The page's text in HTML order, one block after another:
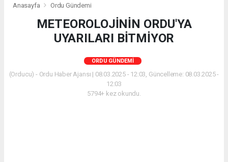
Anasayfa Ordu Gündemi
METEOROLOJİNİN ORDU'YA
UYARILARI BİTMİYOR
ORDU GÜNDEMI
(Orducu) - Ordu Haber Ajansı | 08.03.2025 - 12:03, Güncelleme: 08.03.2025 -
12:03
5794+ kez okundu.